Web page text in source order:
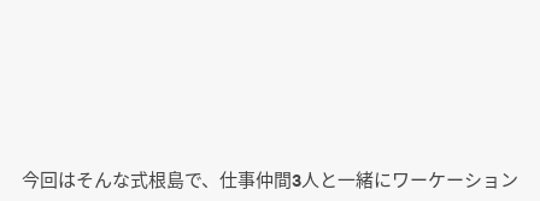
今回はそんな式根島で、仕事仲間3人と一緒にワーケーション